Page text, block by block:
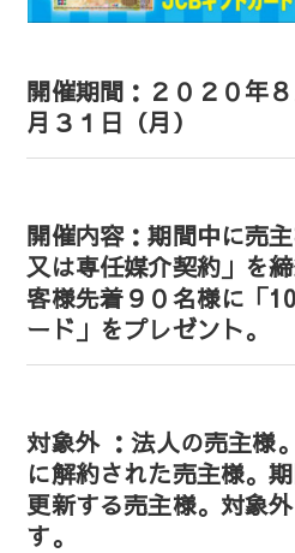
開催期間：２０２０年
月３１日（月）
開催内容：期間中に売
又は専任媒介契約」を
客様先着９０名様に「
ード」をプレゼント。
対象外 ：法人の売主様
に解約された売主様。
更新する売主様。対象
す。